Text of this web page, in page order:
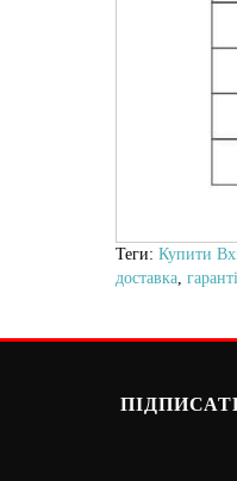
Теги: Купити
доставка,